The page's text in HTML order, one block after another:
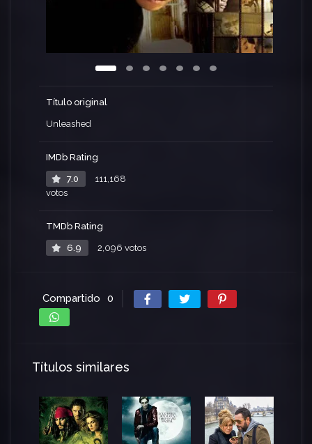
Título original
Unleashed
IMDb Rating
7.0
111,168
votos
TMDb Rating
6.9 2,096 votos
Compartido 0
Títulos similares